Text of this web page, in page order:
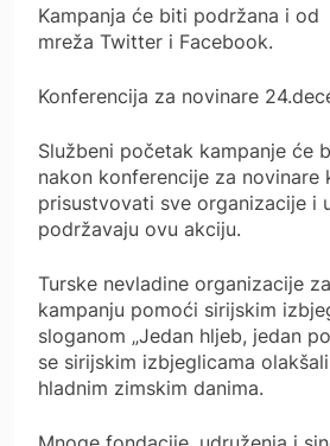
Kampanja će biti podržana i
mreža Twitter i Facebook.
Konferencija za novinare
Službeni početak kampanje će
nakon konferencije za novinare
prisustvovati sve organizacije i
podržavaju ovu akciju.
Turske nevladine organizacije
kampanju pomoći sirijskim
sloganom „Jedan hljeb, jedan
se sirijskim izbjeglicama
hladnim zimskim danima.